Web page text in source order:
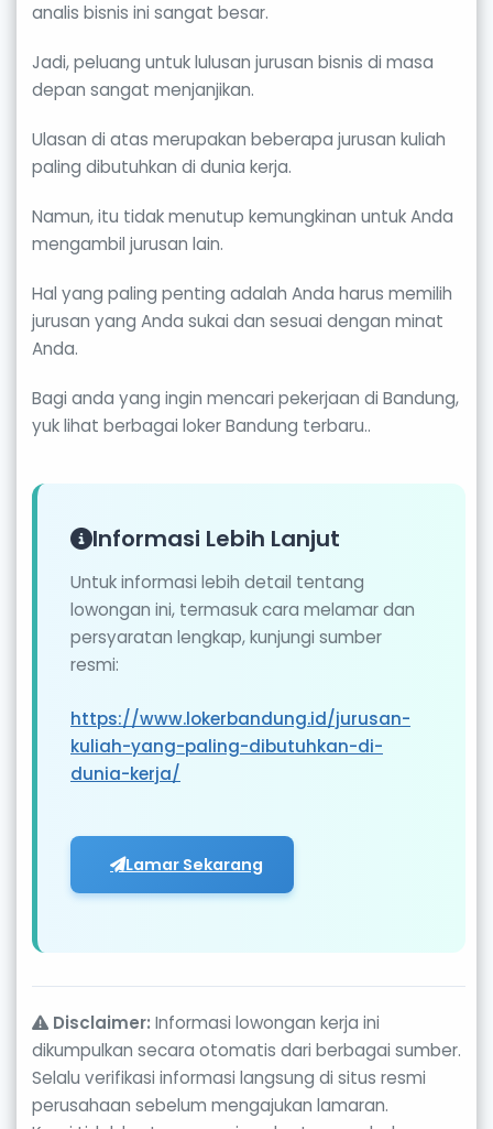
analis bisnis ini sangat besar.
Jadi, peluang untuk lulusan jurusan bisnis di masa
depan sangat menjanjikan.
Ulasan di atas merupakan beberapa jurusan kuliah
paling dibutuhkan di dunia kerja.
Namun, itu tidak menutup kemungkinan untuk Anda
mengambil jurusan lain.
Hal yang paling penting adalah Anda harus memilih
jurusan yang Anda sukai dan sesuai dengan minat
Anda.
Bagi anda yang ingin mencari pekerjaan di Bandung,
yuk lihat berbagai loker Bandung terbaru..
Informasi Lebih Lanjut
Untuk informasi lebih detail tentang
lowongan ini, termasuk cara melamar dan
persyaratan lengkap, kunjungi sumber
resmi:
https://www.lokerbandung.id/jurusan-
kuliah-yang-paling-dibutuhkan-di-
dunia-kerja/
Lamar Sekarang
Disclaimer: Informasi lowongan kerja ini
dikumpulkan secara otomatis dari berbagai sumber.
Selalu verifikasi informasi langsung di situs resmi
perusahaan sebelum mengajukan lamaran.